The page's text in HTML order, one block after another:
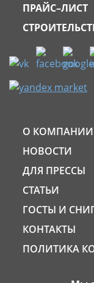
ПРАЙС–ЛИСТ
О КОМПАНИИ
НОВОСТИ
ДЛЯ ПРЕССЫ
СТАТЬИ
ГОСТЫ И
КОНТАКТЫ
ПОЛИТИКА